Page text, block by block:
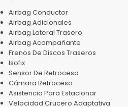
Airbag Conductor
Airbag Adicionales
Airbag Lateral Trasero
Airbag Acompañante
Frenos De Discos Traseros
Isofix
Sensor De Retroceso
Cámara Retroceso
Asistencia Para Estacionar
Velocidad Crucero Adaptativa